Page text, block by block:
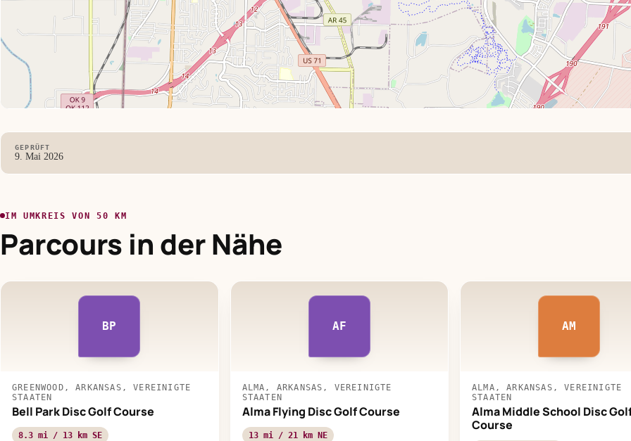
GEPRÜFT
9. Mai 2026
IM UMKREIS VON 50 KM
Parcours in der Nähe
BP
GREENWOOD, ARKANSAS, VEREINIGTE
STAATEN
Bell Park Disc Golf Course
8.3 mi / 13 km SE
AF
ALMA, ARKANSAS, VEREINIGTE
STAATEN
Alma Flying Disc Golf Course
13 mi / 21 km NE
AM
ALMA, ARKANSAS, VEREINIGTE
STAATEN
Alma Middle School Disc
Course